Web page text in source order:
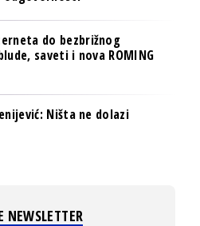
do bezbrižnog
saveti i nova ROMING
Ništa ne dolazi
NEWSLETTER